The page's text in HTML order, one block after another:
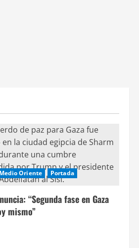
Oriente Portada
“Segunda fase en Gaza
mismo”